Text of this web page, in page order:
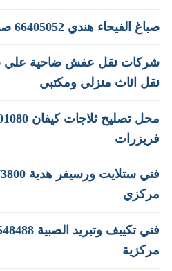
صباغ الفيحاء هندي 66405052 صباغ شاطر رخيص منازل
نقل اثاث منزلي ومكتبي
فريزرات
مركزي
مركزية